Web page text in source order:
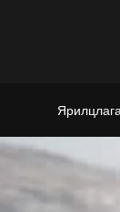
Ярилцлага